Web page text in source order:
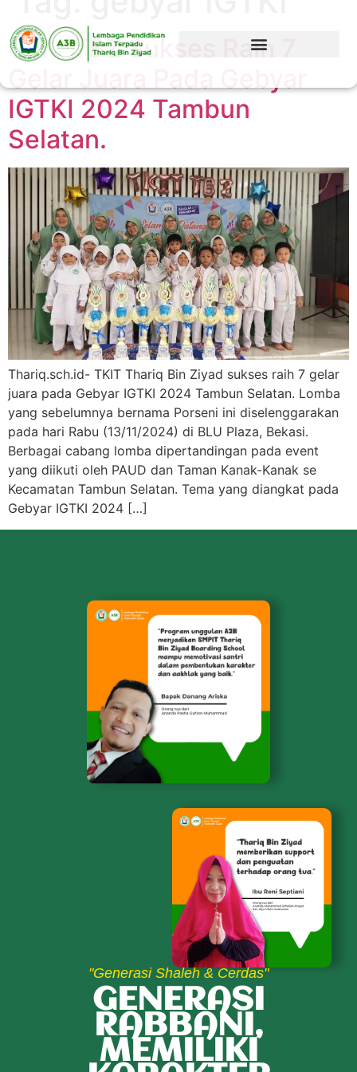
TKIT TBZ Sukses Raih 7
IGTKI 2024 Tambun
Selatan.
Thariq.sch.id- TKIT Thariq Bin Ziyad sukses raih 7 gelar
juara pada Gebyar IGTKI 2024 Tambun Selatan. Lomba
yang sebelumnya bernama Porseni ini diselenggarakan
pada hari Rabu (13/11/2024) di BLU Plaza, Bekasi.
Berbagai cabang lomba dipertandingan pada event
yang diikuti oleh PAUD dan Taman Kanak-Kanak se
Kecamatan Tambun Selatan. Tema yang diangkat pada
Gebyar IGTKI 2024 […]
"Generasi Shaleh & Cerdas"
GENERASI
RABBANI,
MEMILIKI